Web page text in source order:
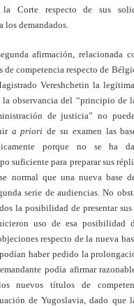
la Corte respecto de sus
los demandados.
afirmación, relacionada
de competencia respecto de
Vereshchetin la
la observancia del “principio de
de justicia” no
a priori de su examen las
porque no se ha
suficiente para preparar sus
normal que una nueva base
serie de audiencias. No
la posibilidad de presentar
uso de esa posibilidad
respecto de la nueva
haber pedido la
podía afirmar
nuevos títulos de
de Yugoslavia, dado que